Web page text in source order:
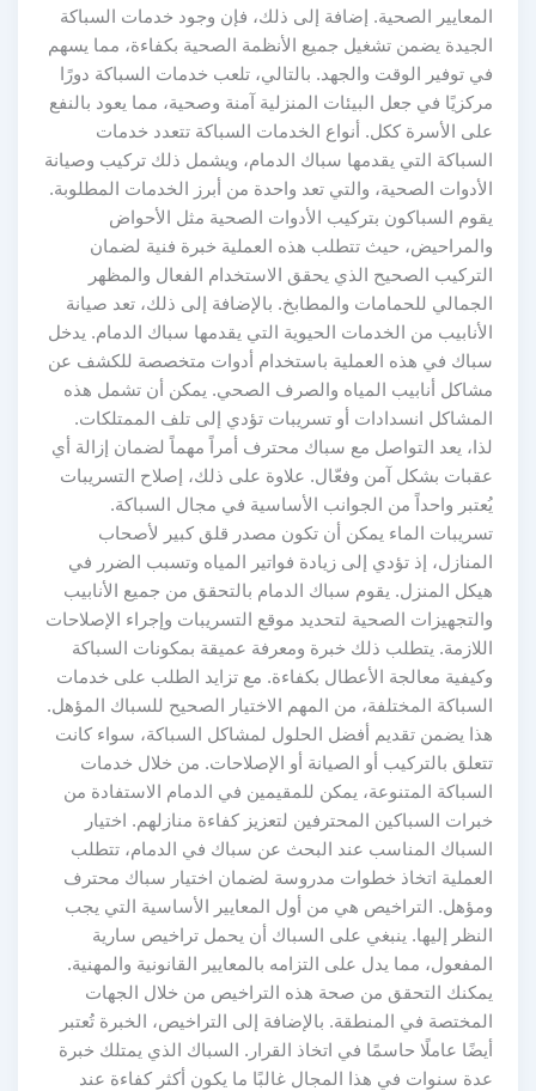
المعايير الصحية. إضافة إلى ذلك، فإن وجود خدمات السباكة
الجيدة يضمن تشغيل جميع الأنظمة الصحية بكفاءة، مما يسهم
في توفير الوقت والجهد. بالتالي، تلعب خدمات السباكة دورًا
مركزيًا في جعل البيئات المنزلية آمنة وصحية، مما يعود بالنفع
على الأسرة ككل. أنواع الخدمات السباكة تتعدد خدمات
السباكة التي يقدمها سباك الدمام، ويشمل ذلك تركيب وصيانة
الأدوات الصحية، والتي تعد واحدة من أبرز الخدمات المطلوبة.
يقوم السباكون بتركيب الأدوات الصحية مثل الأحواض
والمراحيض، حيث تتطلب هذه العملية خبرة فنية لضمان
التركيب الصحيح الذي يحقق الاستخدام الفعال والمظهر
الجمالي للحمامات والمطابخ. بالإضافة إلى ذلك، تعد صيانة
الأنابيب من الخدمات الحيوية التي يقدمها سباك الدمام. يدخل
سباك في هذه العملية باستخدام أدوات متخصصة للكشف عن
مشاكل أنابيب المياه والصرف الصحي. يمكن أن تشمل هذه
المشاكل انسدادات أو تسريبات تؤدي إلى تلف الممتلكات.
لذا، يعد التواصل مع سباك محترف أمراً مهماً لضمان إزالة أي
عقبات بشكل آمن وفعّال. علاوة على ذلك، إصلاح التسريبات
يُعتبر واحداً من الجوانب الأساسية في مجال السباكة.
تسريبات الماء يمكن أن تكون مصدر قلق كبير لأصحاب
المنازل، إذ تؤدي إلى زيادة فواتير المياه وتسبب الضرر في
هيكل المنزل. يقوم سباك الدمام بالتحقق من جميع الأنابيب
والتجهيزات الصحية لتحديد موقع التسريبات وإجراء الإصلاحات
اللازمة. يتطلب ذلك خبرة ومعرفة عميقة بمكونات السباكة
وكيفية معالجة الأعطال بكفاءة. مع تزايد الطلب على خدمات
السباكة المختلفة، من المهم الاختيار الصحيح للسباك المؤهل.
هذا يضمن تقديم أفضل الحلول لمشاكل السباكة، سواء كانت
تتعلق بالتركيب أو الصيانة أو الإصلاحات. من خلال خدمات
السباكة المتنوعة، يمكن للمقيمين في الدمام الاستفادة من
خبرات السباكين المحترفين لتعزيز كفاءة منازلهم. اختيار
السباك المناسب عند البحث عن سباك في الدمام، تتطلب
العملية اتخاذ خطوات مدروسة لضمان اختيار سباك محترف
ومؤهل. التراخيص هي من أول المعايير الأساسية التي يجب
النظر إليها. ينبغي على السباك أن يحمل تراخيص سارية
المفعول، مما يدل على التزامه بالمعايير القانونية والمهنية.
يمكنك التحقق من صحة هذه التراخيص من خلال الجهات
المختصة في المنطقة. بالإضافة إلى التراخيص، الخبرة تُعتبر
أيضًا عاملًا حاسمًا في اتخاذ القرار. السباك الذي يمتلك خبرة
عدة سنوات في هذا المجال غالبًا ما يكون أكثر كفاءة عند